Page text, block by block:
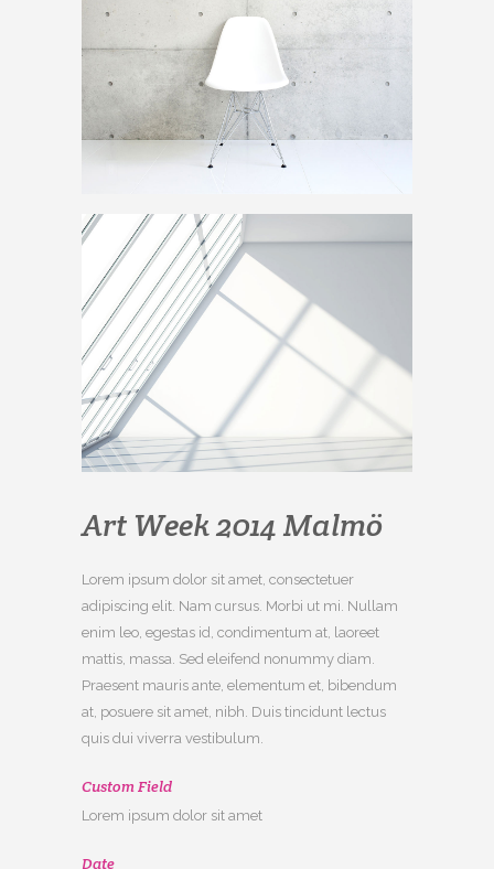
Art Week 2014 Malmö
Lorem ipsum dolor sit amet, consectetuer
adipiscing elit. Nam cursus. Morbi ut mi. Nullam
enim leo, egestas id, condimentum at, laoreet
mattis, massa. Sed eleifend nonummy diam.
Praesent mauris ante, elementum et, bibendum
at, posuere sit amet, nibh. Duis tincidunt lectus
quis dui viverra vestibulum.
Custom Field
Lorem ipsum dolor sit amet
Date